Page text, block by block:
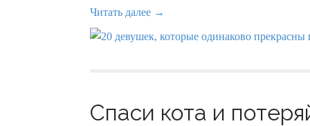
Читать далее →
Спаси кота и